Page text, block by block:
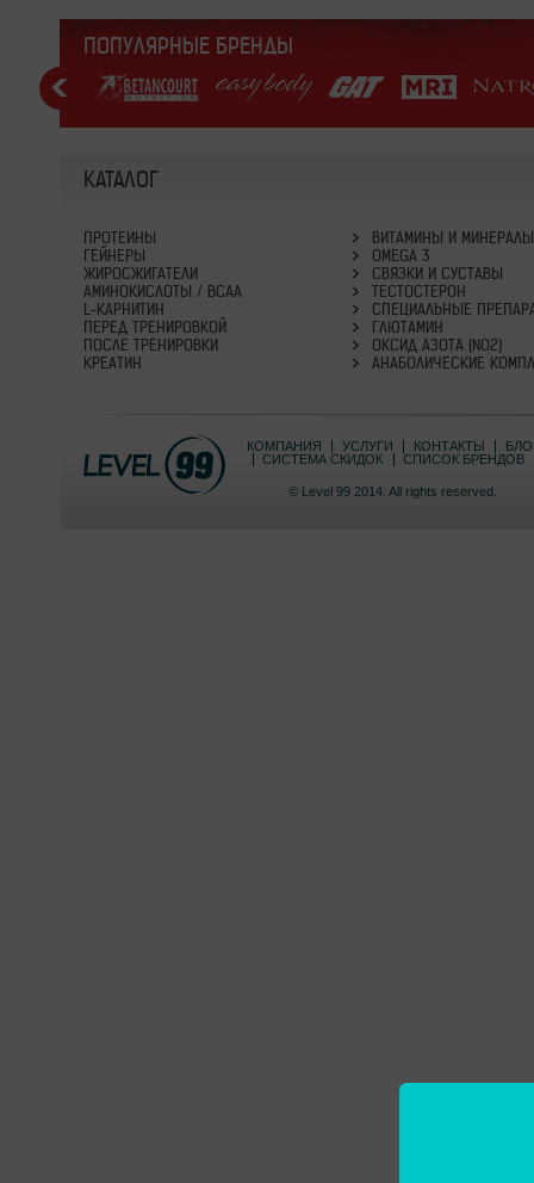
ПОПУЛЯРНЫЕ БРЕНДЫ
КАТАЛОГ
ПРОТЕИНЫ
ГЕЙНЕРЫ
ЖИРОСЖИГАТЕЛИ
АМИНОКИСЛОТЫ / BCAA
L-КАРНИТИН
ПЕРЕД ТРЕНИРОВКОЙ
ПОСЛЕ ТРЕНИРОВКИ
КРЕАТИН
ВИТАМИНЫ И МИНЕРАЛЫ
OMEGA 3
СВЯЗКИ И СУСТАВЫ
ТЕСТОСТЕРОН
СПЕЦИАЛЬНЫЕ
ГЛЮТАМИН
ОКСИД АЗОТА (NO2)
АНАБОЛИЧЕСКИЕ
КОМПАНИЯ УСЛУГИ КОНТАКТЫ
СИСТЕМА СКИДОК
СПИСОК БРЕНДОВ
© Level 99 2014. All rights reserved.